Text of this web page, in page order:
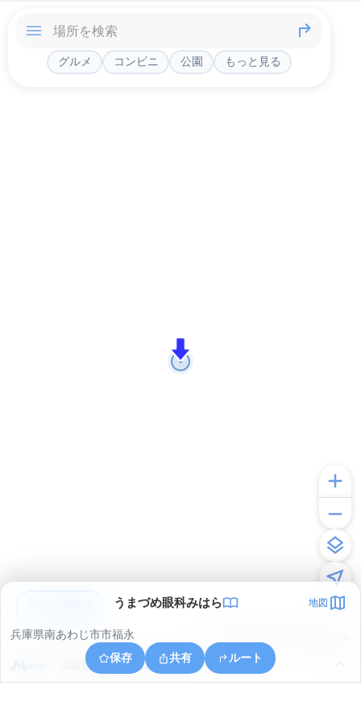
グルメ コンビニ 公園 もっと見る
うまづめ眼科みはら 地図
兵庫県南あわじ市市福永
保存
共有 ルート
兵庫県南あわじ市賀集立川瀬